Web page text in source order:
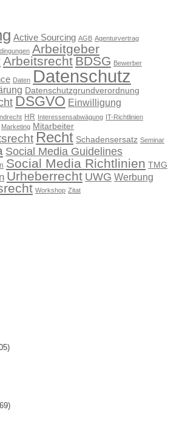
Active Sourcing AGB Agenturvertrag
Arbeitgeber
Arbeitsrecht BDSG Bewerber
Daten Datenschutz
Datenschutzgrundverordnung
DSGVO Einwilligung
HR Interessensabwägung IT-Richtlinien
Marketing Mitarbeiter
Recht Schadensersatz Seminar
Social Media Guidelines
Social Media Richtlinien TMG
Urheberrecht UWG Werbung
Workshop Zitat